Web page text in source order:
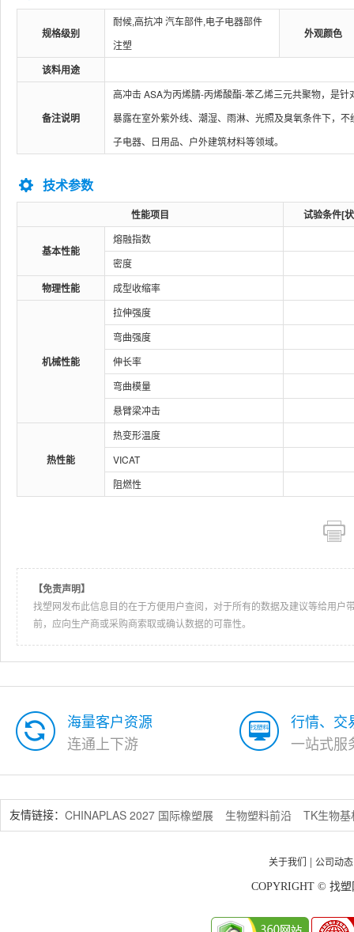
规格级别
耐候,高抗冲 汽车部件,电子电器部件
注塑
外观颜色
该料用途
备注说明
高冲击 ASA为丙烯腈-丙烯酸酯-苯乙烯三元共聚物，是
暴露在室外紫外线、潮湿、雨淋、光照及臭氧条件下，
子电器、日用品、户外建筑材料等领域。
技术参数
性能项目 试验条件[
基本性能
熔融指数
密度
物理性能 成型收缩率
机械性能
拉伸强度
弯曲强度
伸长率
弯曲模量
悬臂梁冲击
热性能
热变形温度
VICAT
阻燃性
【免责声明】
找塑网发布此信息目的在于方便用户查阅，对于所有的数据及建议等给用
前，应向生产商或采购商索取或确认数据的可靠性。
海量客户资源
连通上下游
行情、交
一站式服
友情链接： CHINAPLAS 2027 国际橡塑展 生物塑料前沿 TK生物
关于我们 公司动态
COPYRIGHT © 找塑